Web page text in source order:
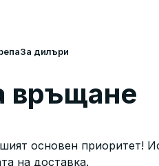
За дилъри
връщане
основен приоритет!
на доставка.